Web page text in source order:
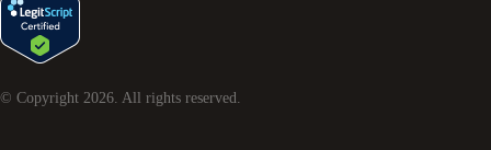
© Copyright 2026 . All rights reserved.